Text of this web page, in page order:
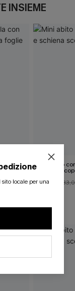
INSIEME
Mini abito
schiena
26,00 €
sito locale per una